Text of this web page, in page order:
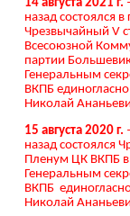
14 августа 2021 г.
назад состоялся
Чрезвычайный V
Всесоюзной
партии
Генеральным
ВКПБ
Николай
15 августа 2020 г.
назад состоялся
Пленум ЦК ВКПБ
Генеральным
ВКПБ
Николай